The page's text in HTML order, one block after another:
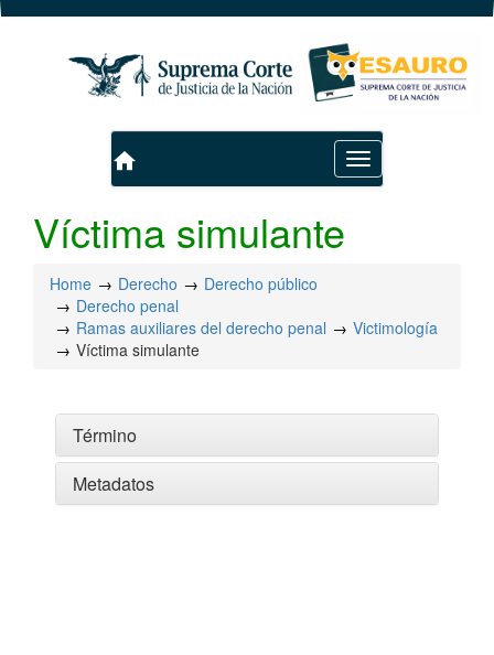
Toggle
navigation
home
Víctima simulante
Home Derecho
Derecho público
Derecho penal
Ramas auxiliares del derecho penal
Victimología
Víctima simulante
Término
Metadatos